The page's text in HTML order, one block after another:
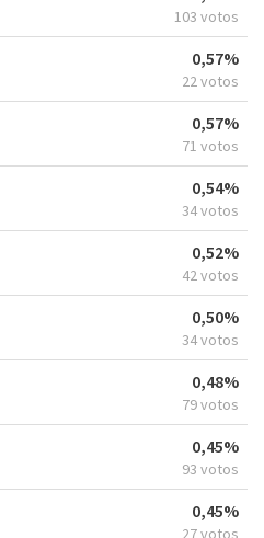
103 votos
0,57%
22 votos
0,57%
71 votos
0,54%
34 votos
0,52%
42 votos
0,50%
34 votos
0,48%
79 votos
0,45%
93 votos
0,45%
27 votos